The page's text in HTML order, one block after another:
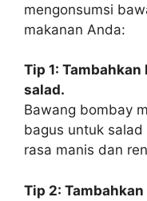
mengonsumsi
makanan Anda:
Tip 1:
salad.
Bawang bombay
bagus untuk
rasa manis dan
Tip 2: